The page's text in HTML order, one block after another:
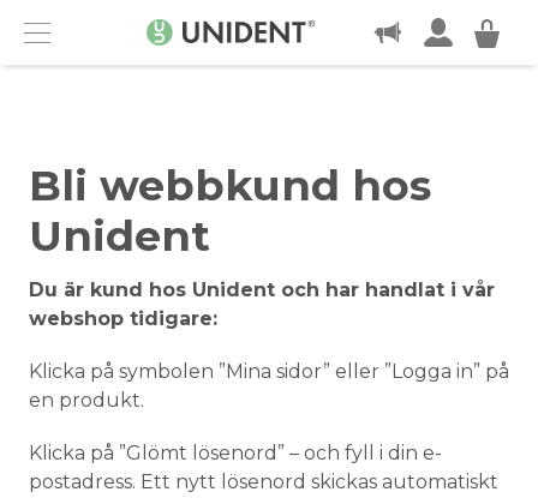
Menu
KONTAKT
Bli webbkund hos
Unident
Du är kund hos Unident och har handlat i vår
webshop tidigare:
Klicka på symbolen ”Mina sidor” eller ”Logga in” på
en produkt.
Klicka på ”Glömt lösenord” – och fyll i din e-
postadress. Ett nytt lösenord skickas automatiskt